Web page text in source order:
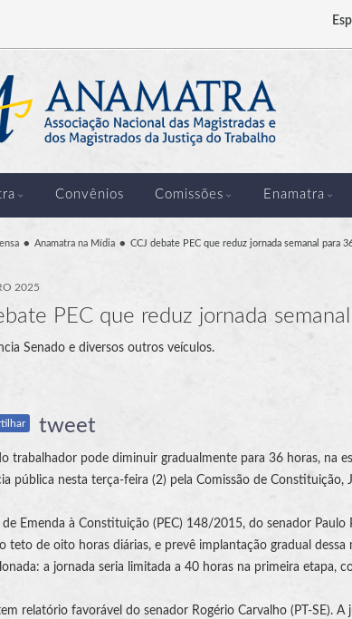
Convênios Comissões Enamatra
Anamatra na Mídia CCJ debate PEC que reduz jornada semanal para
2025
PEC que reduz jornada
Senado e diversos outros veículos.
tweet
trabalhador pode diminuir gradualmente para 36 horas, na
pública nesta terça-feira (2) pela Comissão de Constituição,
Emenda à Constituição (PEC) 148/2015, do senador Paulo
teto de oito horas diárias, e prevê implantação gradual
a jornada seria limitada a 40 horas na primeira etapa,
relatório favorável do senador Rogério Carvalho (PT-SE).